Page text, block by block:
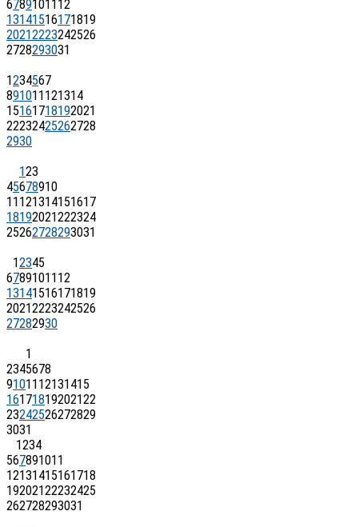
67891011 12
13141516171819
20212223242526
2728293031
1234567
891011121314
15161718192021
22232425262728
2930
123
45678910
11121314151617
18192021222324
25262728293031
12345
6789101112
13141516171819
20212223242526
27282930
1
2345678
9101112131415
16171819202122
23242526272829
3031
1234
567891011
12131415161718
19202122232425
262728293031